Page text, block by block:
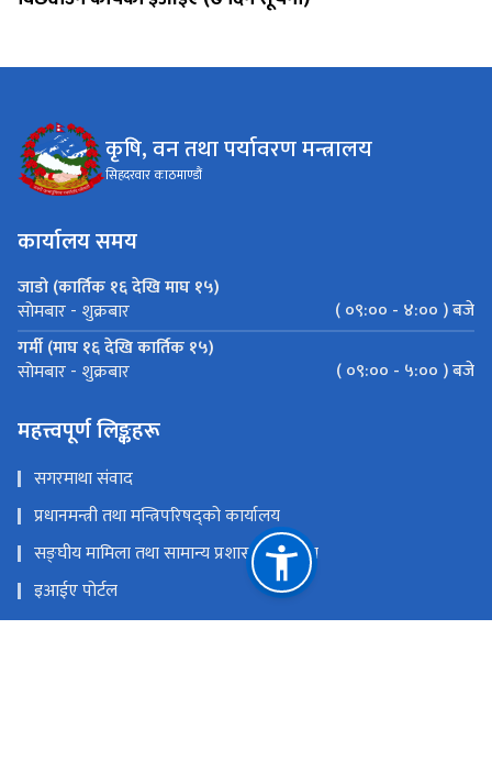
कृषि, वन तथा पर्यावरण मन्त्रालय
सिहदरवार काठमाण्डौं
कार्यालय समय
जाडो (कार्तिक १६ देखि माघ १५)
सोमबार - शुक्रबार
( ०९:०० - ४:०० ) बजे
गर्मी (माघ १६ देखि कार्तिक १५)
सोमबार - शुक्रबार ( ०९:०० - ५:०० ) बजे
महत्त्वपूर्ण लिङ्कहरू
सगरमाथा संवाद
प्रधानमन्त्री तथा मन्त्रिपरिषद्को कार्यालय
सङ्‍घीय मामिला तथा सामान्य प्रशासन मन्त्रालय
इआईए पोर्टल
परराष्ट्र मन्त्रालय